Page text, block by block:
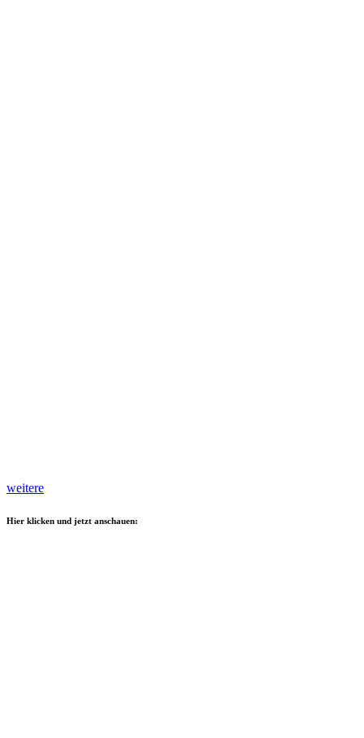
weitere
Hier klicken und jetzt anschauen: